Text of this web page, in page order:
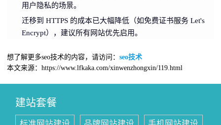
用户隐私的场景。
迁移到 HTTPS 的成本已大幅降低（如免费证书服务 Let's
Encrypt），建议所有网站优先启用。
想了解更多seo技术的内容，请访问： seo技术
本文来源：https://www.lfkaka.com/xinwenzhongxin/119.html
建站套餐